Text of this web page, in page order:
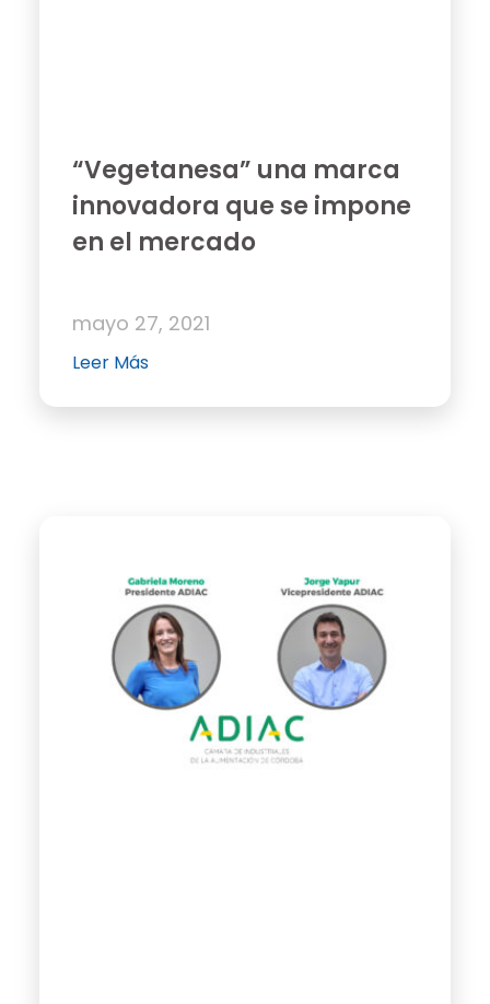
“Vegetanesa” una marca
innovadora que se impone
en el mercado
mayo 27, 2021
Leer Más